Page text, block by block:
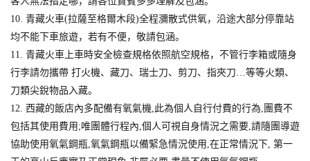
10. 青藏火車(拉薩至格爾木段)全程瀰散式供氧，沿途大部分停靠站
均不能下車旅遊，若有不便，敬請包涵。
11. 青藏火車上車時安全檢查規格依照航空規格，不管行李箱或隨身
行李請勿攜帶 打火機、藏刀、瑞士刀、剪刀、指夾刀…等等火類、
刀類尖銳物品入藏。
12. 西藏的飯店內多配備有氧氣機,此為個人自行付費的行為,團費不
包括其使用費用;唯團體行程內,個人可視自身情況之需要,請隨團導遊
協助使用氧氣鋼瓶,氧氣鋼瓶以備緊急情況使用,在正常情況下, 第一